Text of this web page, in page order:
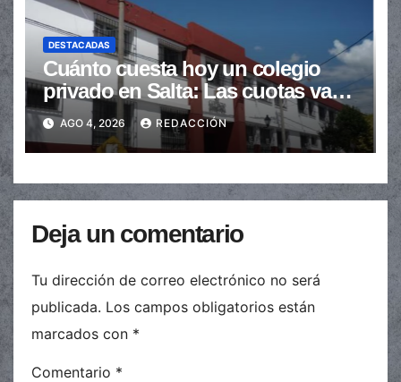
DESTACADAS
Cuánto cuesta hoy un colegio
privado en Salta: Las cuotas van
de $110.000 a más de $600.000
AGO 4, 2026 REDACCIÓN
Deja un comentario
Tu dirección de correo electrónico no será
publicada. Los campos obligatorios están
marcados con *
Comentario *